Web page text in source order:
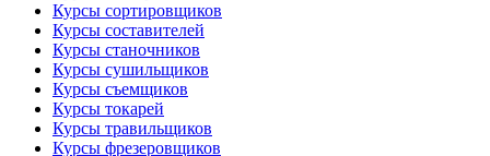
Курсы сортировщиков
Курсы составителей
Курсы станочников
Курсы сушильщиков
Курсы съемщиков
Курсы токарей
Курсы травильщиков
Курсы фрезеровщиков